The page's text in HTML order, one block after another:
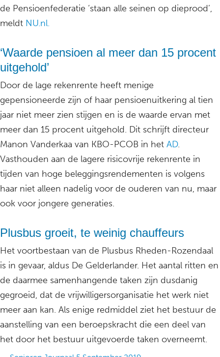
de Pensioenfederatie ‘staan alle seinen op dieprood’,
meldt NU.nl.
‘Waarde pensioen al meer dan 15 procent
uitgehold’
Door de lage rekenrente heeft menige
gepensioneerde zijn of haar pensioenuitkering al tien
‎jaar niet meer zien stijgen en is de waarde ervan met
meer dan 15 procent uitgehold. Dit schrijft directeur
Manon Vanderkaa van KBO-PCOB in het AD.
Vasthouden aan de lagere risicovrije rekenrente in
tijden van hoge beleggingsrendementen is volgens
haar niet alleen nadelig voor de ouderen van nu, maar
ook voor jongere generaties.
Plusbus groeit, te weinig chauffeurs
Het voortbestaan van de Plusbus Rheden-Rozendaal
is in gevaar, aldus De Gelderlander. Het aantal ritten en
de daarmee samenhangende taken zijn dusdanig
gegroeid, dat de vrijwilligersorganisatie het werk niet
meer aan kan. Als enige redmiddel ziet het bestuur de
aanstelling van een beroepskracht die een deel van
het door het bestuur uitgevoerde taken overneemt.